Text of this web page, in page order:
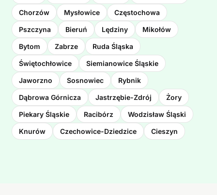
Chorzów Mysłowice Częstochowa
Pszczyna Bieruń Lędziny Mikołów
Bytom Zabrze Ruda Śląska
Świętochłowice Siemianowice Śląskie
Jaworzno Sosnowiec Rybnik
Dąbrowa Górnicza Jastrzębie-Zdrój Żory
Piekary Śląskie Racibórz Wodzisław Śląski
Knurów Czechowice-Dziedzice Cieszyn